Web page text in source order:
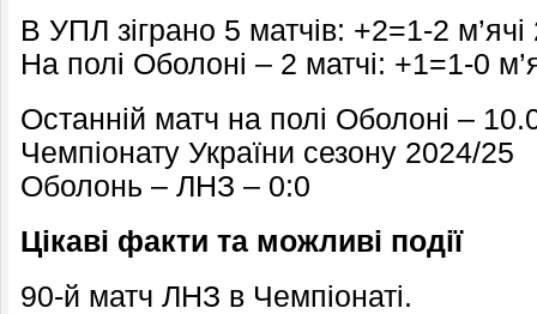
В УПЛ зіграно 5 матчів: +2=1-2 м’ячі
На полі Оболоні – 2 матчі: +1=1-0
Останній матч на полі Оболоні –
Чемпіонату України сезону 2024/25
Оболонь – ЛНЗ – 0:0
Цікаві факти та можливі події
90-й матч ЛНЗ в Чемпіонаті.